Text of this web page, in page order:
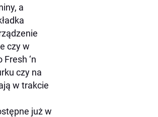
a
czy w
‘n
czy na
w trakcie
już w